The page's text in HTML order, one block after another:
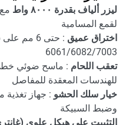
ليزر ألياف بقدرة ٨٠٠٠ واط
لقمع المسامية
اختراق عميق
: حتى 6 مم
6061/6082/7003
تعقب اللحام
للهندسات المعقدة للمفاصل
خيار سلك الحشو : جهاز
وضبط السبيكة
التثبيت على هيكل علوي